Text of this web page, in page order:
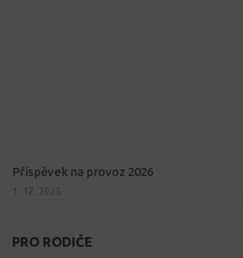
Příspěvek na provoz 2026
1. 12. 2025
PRO RODIČE